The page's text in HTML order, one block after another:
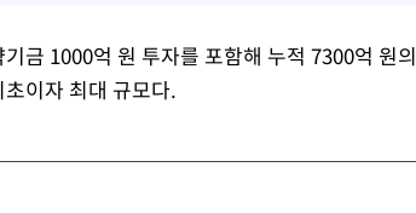
금 1000억 원 투자를 포함해 누적 7300억 원의
이자 최대 규모다.